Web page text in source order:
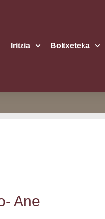
Iritzia Boltxe­te­ka
Ane